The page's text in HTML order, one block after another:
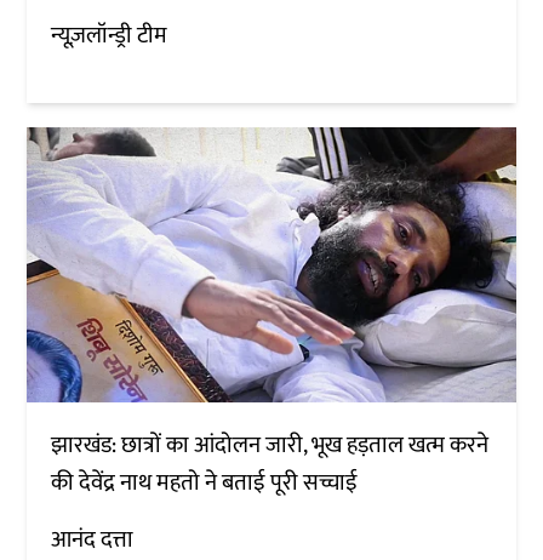
न्यूज़लॉन्ड्री टीम
झारखंड: छात्रों का आंदोलन जारी, भूख हड़ताल खत्म करने
की देवेंद्र नाथ महतो ने बताई पूरी सच्चाई
आनंद दत्ता